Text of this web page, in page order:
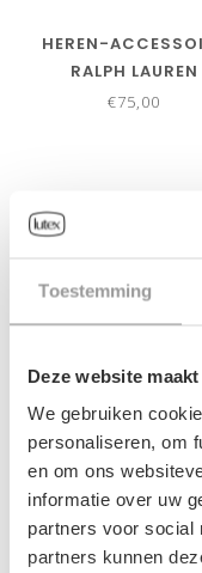
Toestemming
Deze website
We gebruiken
personaliseren, om
en om ons
informatie over uw
partners voor social
partners kunnen
HEREN-
RALPH LAUREN
€75,00
RALPH LAUREN